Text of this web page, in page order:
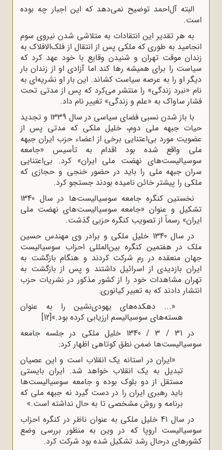
البته آل‌احمد توضیح نمی‌دهد که این اجبار چه بوده
است.
به هر تقدیر این انتقادات به متلاشی شدن نیروی سوم
انجامید به طوری که ملکی پس از انتقال از فلک‌الافلاک به
زندان موقت تهران و شنیدن وقایع با خود عهد کرد که
سیاست را برای همیشه رها کند اما آزادی او از زندان بار
دیگر او را به عرصه سیاست کشاند. این‌ بار او نشریه‌ای به
نام «نبرد زندگی» را منتشر می‌کرد که پس از مدتی تحت
فشار ساواک به «علم و زندگی» تغییر نام داد.
با باز شدن نسبی فضای سیاسی در سال 1339 و تجدید
حیات جبهه ملی دوم، خلیل ملکی که مدتی پس از
عضویت مورد بی‌اعتنایی برخی از اعضاء حزب ایران جبهه
ملی واقع شده بود اقدام به تأسیس «جامعه
سوسیالیست‌های نهضت ملی ایران» کرد. بی‌اعتنایی
سران جبهه ملی را باید در حضور خنجی و حجازی که
ملکی را پیشتر خائن نامیده بودند جستجو کرد.
نخستین کنگره جامعه سوسیالیست‌ها در سال 1340
تشکیل و عنوان «جامعه سوسیالیست‌های نهضت ملی
ایران» رسماً از تصویب کنگره حزبی گذشت.
در سال 1340 خلیل ملکی و برادر وی مهندس حسین
ملک در هفتمین کنگره بین‌المللی احزاب سوسیالیست‌
جهان منعقده در رم شرکت کردند و هنگام بازگشت به
ایران بازدیدی از اسرائیل داشتند و پس از بازگشت به
تهران مشاهدات خود را از کشور مذکور در نشریات حزب
انتشار دادند که به تعبیر کیانوری:
«... دهکده‌های یهودی‌نشین را به عنوان
هسته‌های سوسیالیسم ارزیابی کرده بود.»[12]
در 31 / 3 / 1340 خلیل ملکی در جلسه جامعه
سوسیالیست‌ها ضمن نطق کوتاهی اظهار کرد:
«ایران در استانه یک انقلاب است و این عصیان
تبدیل به یک انقلاب خواهد شد. ایران بایستی
مستقل از دو بلوک بوده و جامعه سوسیالیست‌ها
باید رهبری ایران را در دست گیرد نه جبهه ملی که
برنامه و روش مشخصی تا به حال نداشته است.»
در سال 41 خلیل ملکی به عنوان ناظر در کنگره احزاب
سوسیالیست اروپا که در وین به منظور بررسی وضع
کشورهای درحال رشد تشکیل شده بود شرکت کرد.